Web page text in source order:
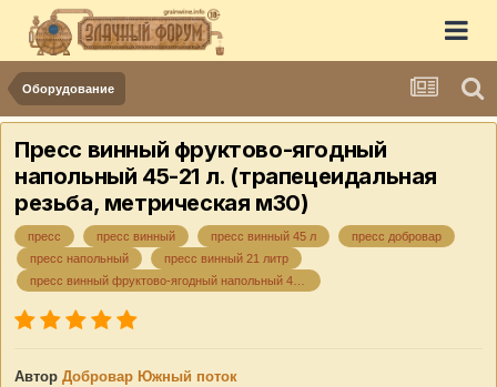
Оборудование
Пресс винный фруктово-ягодный
напольный 45-21 л. (трапецеидальная
резьба, метрическая м30)
пресс пресс винный пресс винный 45 л
пресс добровар
пресс напольный
пресс винный 21 литр
Автор Добровар Южный поток